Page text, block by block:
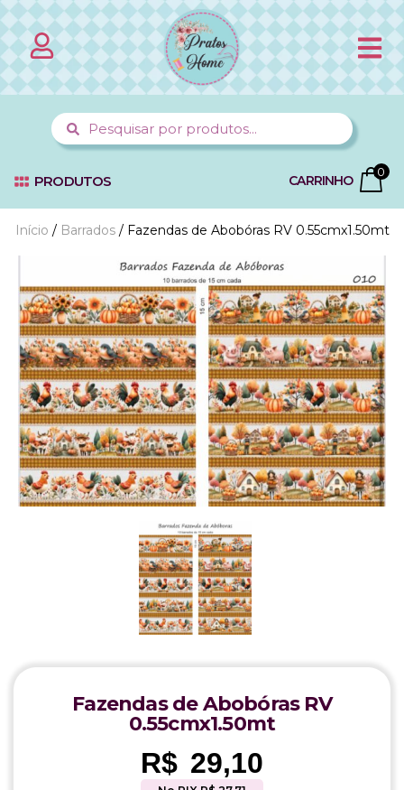
PRODUTOS CARRINHO
0
Início / Barrados/ Fazendas de Abobóras RV 0.55cmx1.50mt
Fazendas de Abobóras RV
0.55cmx1.50mt
R$ 29,10